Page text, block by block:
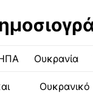
Ουκρανία
Ουκρανικό